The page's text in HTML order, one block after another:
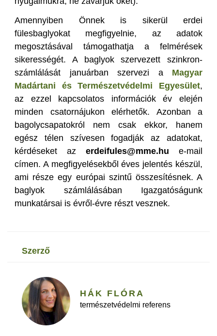
Amennyiben Önnek is sikerül erdei
fülesbaglyokat megfigyelnie, az adatok
megosztásával támogathatja a felmérések
sikerességét. A baglyok szervezett szinkron-
számlálását januárban szervezi a Magyar
Madártani és Természetvédelmi Egyesület,
az ezzel kapcsolatos információk év elején
minden csatornájukon elérhetők. Azonban a
bagolycsapatokról nem csak ekkor, hanem
egész télen szívesen fogadják az adatokat,
kérdéseket az erdeifules@mme.hu e-mail
címen. A megfigyelésekből éves jelentés készül,
ami része egy európai szintű összesítésnek. A
baglyok számlálásában Igazgatóságunk
munkatársai is évről-évre részt vesznek.
szerző
HÁK FLÓRA
természetvédelmi referens